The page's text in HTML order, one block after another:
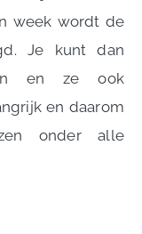
week wordt de
Je kunt dan
en ze ook
en daarom
onder alle